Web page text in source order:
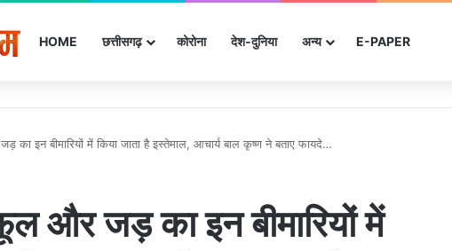
HOME छत्तीसगढ़ कोरोना देश-दुनिया अन्‍य E-PAPER
का इन बीमारियों में किया जाता है इस्तेमाल, आचार्य बाल कृष्ण ने बताए फायदे…
और जड़ का इन बीमारियों में